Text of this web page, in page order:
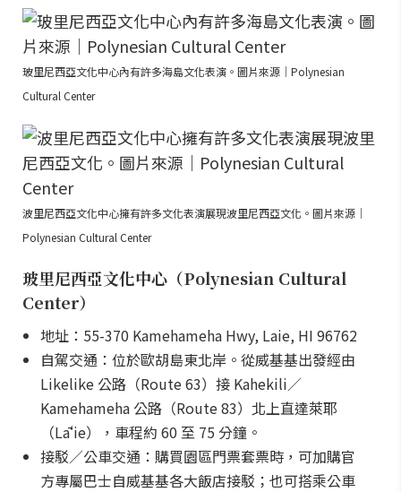
玻里尼西亞文化中心內有許多海島文化表演。圖片來源｜Polynesian
Cultural Center
波里尼西亞文化中心擁有許多文化表演展現波里尼西亞文化。圖片來源｜
Polynesian Cultural Center
玻里尼西亞文化中心（Polynesian Cultural
Center）
地址：55-370 Kamehameha Hwy, Laie, HI 96762
自駕交通：位於歐胡島東北岸。從威基基出發經由
Likelike 公路（Route 63）接 Kahekili／
Kamehameha 公路（Route 83）北上直達萊耶
（Lāʻie），車程約 60 至 75 分鐘。
接駁／公車交通：購買園區門票套票時，可加購官
方專屬巴士自威基基各大飯店接駁；也可搭乘公車